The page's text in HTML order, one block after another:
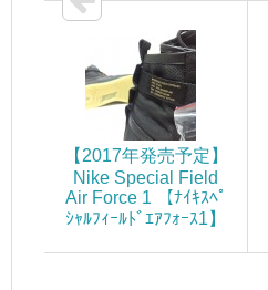
【2017年発売予定】
Nike Special Field
Air Force 1 【ﾅｲｷｽﾍﾟ
ｼｬﾙﾌｨｰﾙﾄﾞｴｱﾌｫｰｽ1】